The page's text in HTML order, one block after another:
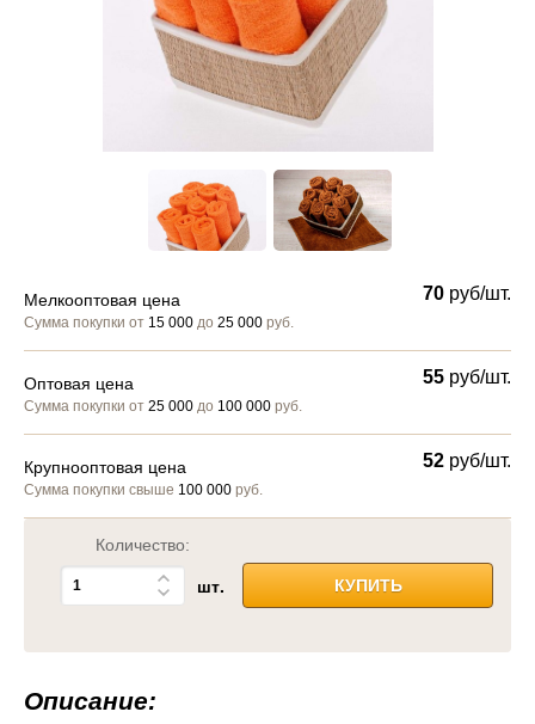
Мелкооптовая цена
Сумма покупки от 15 000 до 25 000 руб.
70 руб/шт.
Оптовая цена
Сумма покупки от 25 000 до 100 000 руб.
55 руб/шт.
Крупнооптовая цена
Сумма покупки свыше 100 000 руб.
52 руб/шт.
Количество:
шт. КУПИТЬ
Описание: